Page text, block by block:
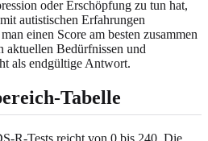
oder Erschöpfung zu tun hat,
autistischen Erfahrungen
einen Score am besten zusammen
aktuellen Bedürfnissen und
als endgültige Antwort.
Tabelle
R-Tests reicht von 0 bis 240. Die